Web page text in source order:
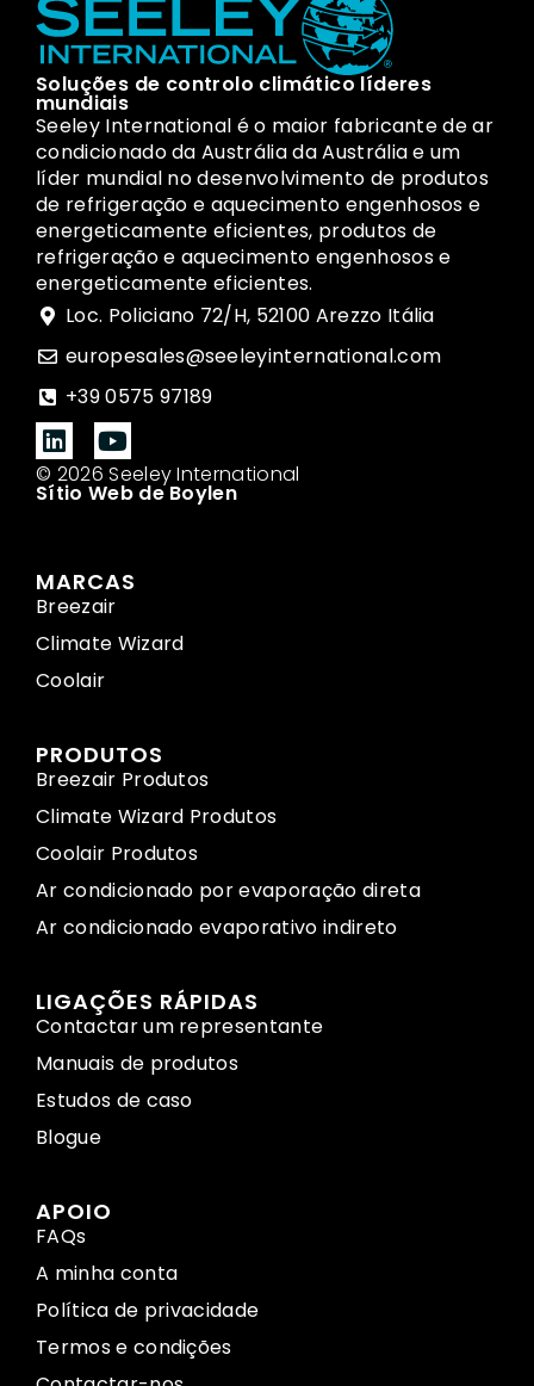
Soluções de controlo climático líderes
mundiais
Seeley International é o maior fabricante de ar
condicionado da Austrália da Austrália e um
líder mundial no desenvolvimento de produtos
de refrigeração e aquecimento engenhosos e
energeticamente eficientes, produtos de
refrigeração e aquecimento engenhosos e
energeticamente eficientes.
Loc. Policiano 72/H, 52100 Arezzo Itália
europesales@seeleyinternational.com
+39 0575 97189
© 2026 Seeley International
Sítio Web de Boylen
MARCAS
Breezair
Climate Wizard
Coolair
PRODUTOS
Breezair Produtos
Climate Wizard Produtos
Coolair Produtos
Ar condicionado por evaporação direta
Ar condicionado evaporativo indireto
LIGAÇÕES RÁPIDAS
Contactar um representante
Manuais de produtos
Estudos de caso
Blogue
APOIO
FAQs
A minha conta
Política de privacidade
Termos e condições